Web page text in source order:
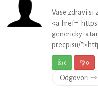
Vase zdravi si
<a
genericky-
predpisu/
👍0 👎0
Odgovori ⇾